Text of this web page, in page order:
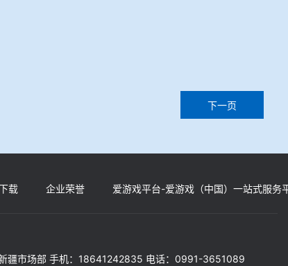
下一页
载 企业荣誉 爱游戏平台-爱游戏（中国）一站式服务
市场部 手机：18641242835 电话：0991-3651089